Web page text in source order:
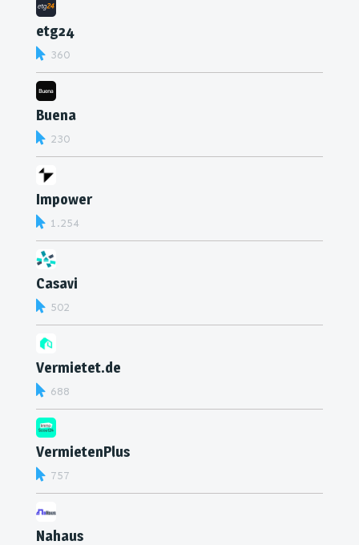
etg24
360
Buena
230
Impower
1.254
Casavi
502
Vermietet.de
688
VermietenPlus
757
Nahaus